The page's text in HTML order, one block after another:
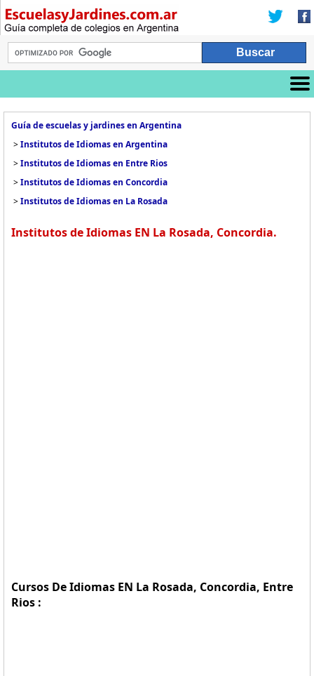
Guía de escuelas y jardines en Argentina
>Institutos de Idiomas en Argentina
>Institutos de Idiomas en Entre Rios
>Institutos de Idiomas en Concordia
>Institutos de Idiomas en La Rosada
Institutos de Idiomas EN La Rosada, Concordia.
Cursos De Idiomas EN La Rosada, Concordia, Entre
Rios :